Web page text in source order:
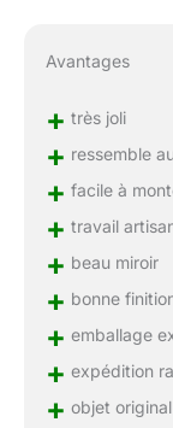
Avantages
+ très joli
+ ressemble
+ facile à
+ travail
+ beau miroir
+ bonne
+ emballage
+ expédition
+ objet original